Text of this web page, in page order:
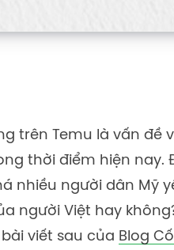
trên Temu là vấn đề
thời điểm hiện
nhiều người dân Mỹ
người Việt hay
viết sau của Blog